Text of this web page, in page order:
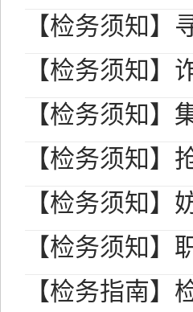
【检务须知】
【检务须知】
【检务须知】
【检务须知】
【检务须知】
【检务须知】
【检务指南】